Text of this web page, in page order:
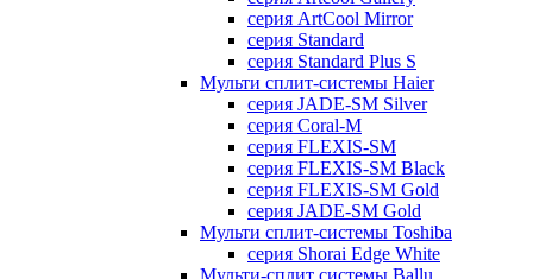
серия ArtCool Mirror
серия Standard
серия Standard Plus S
Мульти сплит-системы Haier
серия JADE-SM Silver
серия Coral-M
серия FLEXIS-SM
серия FLEXIS-SM Black
серия FLEXIS-SM Gold
серия JADE-SM Gold
Мульти сплит-системы Toshiba
серия Shorai Edge White
Мульти-сплит системы Ballu